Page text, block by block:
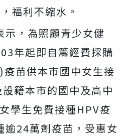
福利不縮水。
示，為照顧青少女健
年起即自籌經費採購
苗供本市國中女生接
籍本市的國中及高中
學生免費接種HPV疫
逾24萬劑疫苗，受惠女